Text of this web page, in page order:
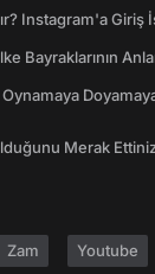
Instagram'a
Bayraklarının
Merak
Zam Youtube